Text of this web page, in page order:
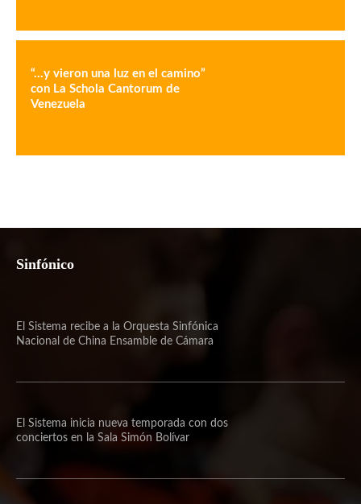
“…y vieron una luz en el camino”
con La Schola Cantorum de
Venezuela
Sinfónico
El Sistema recibe a la Orquesta Sinfónica
Nacional de China Ensamble de Cámara
El Sistema inicia nueva temporada con dos
conciertos en la Sala Simón Bolívar